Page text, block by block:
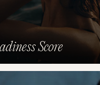
Score